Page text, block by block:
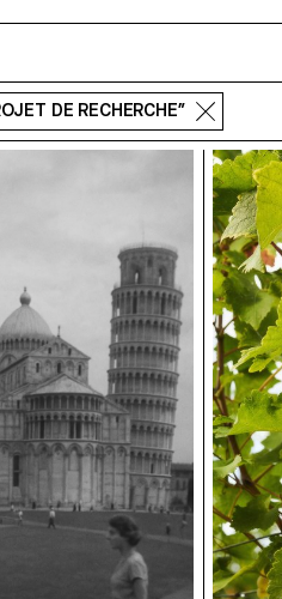
DE RECHERCHE”